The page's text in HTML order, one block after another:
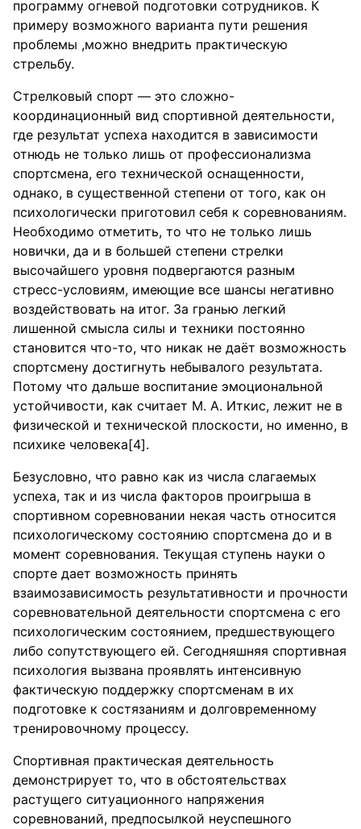
программу огневой подготовки сотрудников. К
примеру возможного варианта пути решения
проблемы ,можно внедрить практическую
стрельбу.
Стрелковый спорт — это сложно-
координационный вид спортивной деятельности,
где результат успеха находится в зависимости
отнюдь не только лишь от профессионализма
спортсмена, его технической оснащенности,
однако, в существенной степени от того, как он
психологически приготовил себя к соревнованиям.
Необходимо отметить, то что не только лишь
новички, да и в большей степени стрелки
высочайшего уровня подвергаются разным
стресс-условиям, имеющие все шансы негативно
воздействовать на итог. За гранью легкий
лишенной смысла силы и техники постоянно
становится что-то, что никак не даёт возможность
спортсмену достигнуть небывалого результата.
Потому что дальше воспитание эмоциональной
устойчивости, как считает М. А. Иткис, лежит не в
физической и технической плоскости, но именно, в
психике человека[4].
Безусловно, что равно как из числа слагаемых
успеха, так и из числа факторов проигрыша в
спортивном соревновании некая часть относится
психологическому состоянию спортсмена до и в
момент соревнования. Текущая ступень науки о
спорте дает возможность принять
взаимозависимость результативности и прочности
соревновательной деятельности спортсмена с его
психологическим состоянием, предшествующего
либо сопутствующего ей. Сегодняшняя спортивная
психология вызвана проявлять интенсивную
фактическую поддержку спортсменам в их
подготовке к состязаниям и долговременному
тренировочному процессу.
Спортивная практическая деятельность
демонстрирует то, что в обстоятельствах
растущего ситуационного напряжения
соревнований, предпосылкой неуспешного